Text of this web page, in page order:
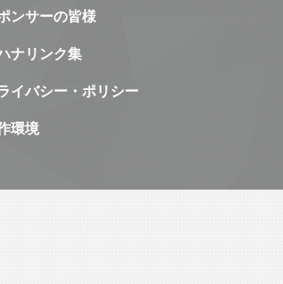
ンサーの皆様
ナリンク集
イバシー・ポリシー
環境